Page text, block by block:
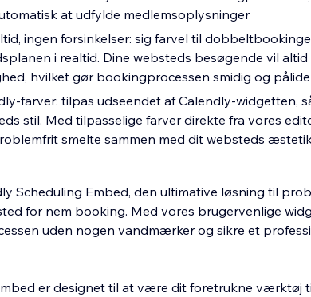
at udfylde medlemsoplysninger
ingen forsinkelser: sig farvel til
i realtid. Dine websteds besøgende vil
hvilket gør bookingprocessen smidig og
farver: tilpas udseendet af Calendly-widgetten,
stil. Med tilpasselige farver direkte fra vores
smelte sammen med dit websteds
Scheduling Embed, den ultimative løsning til
for nem booking. Med vores brugervenlige
uden nogen vandmærker og sikre et
er designet til at være dit foretrukne værktøj